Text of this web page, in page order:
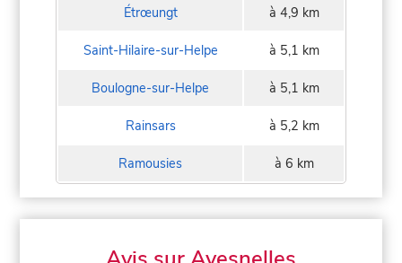
Étrœungt à 4,9 km
Saint-Hilaire-sur-Helpe à 5,1 km
Boulogne-sur-Helpe à 5,1 km
Rainsars à 5,2 km
Ramousies à 6 km